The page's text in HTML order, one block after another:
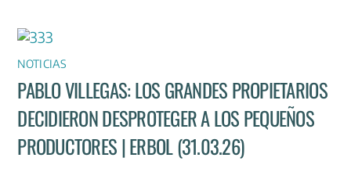
NOTICIAS
PABLO VILLEGAS: LOS GRANDES PROPIETARIOS
DECIDIERON DESPROTEGER A LOS PEQUEÑOS
PRODUCTORES | ERBOL (31.03.26)